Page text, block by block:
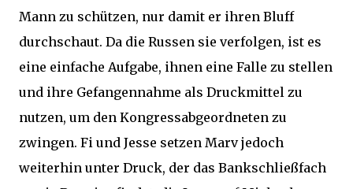
Mann zu schützen, nur damit er ihren Bluff
durchschaut. Da die Russen sie verfolgen, ist es
eine einfache Aufgabe, ihnen eine Falle zu stellen
und ihre Gefangennahme als Druckmittel zu
nutzen, um den Kongressabgeordneten zu
zwingen. Fi und Jesse setzen Marv jedoch
weiterhin unter Druck, der das Bankschließfach